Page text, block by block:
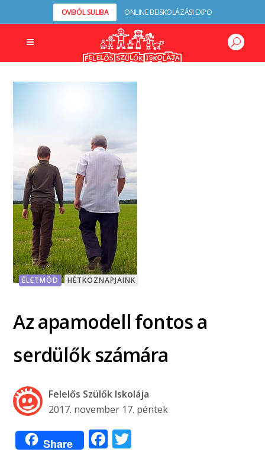
OVIBÓL SULIBA ONLINE BEISKOLÁZÁSI EXPO
ÉLETMÓD HÉTKÖZNAPJAINK
Az apamodell fontos a
serdülők számára
Felelős Szülők Iskolája
2017. november 17. péntek
Share Facebook